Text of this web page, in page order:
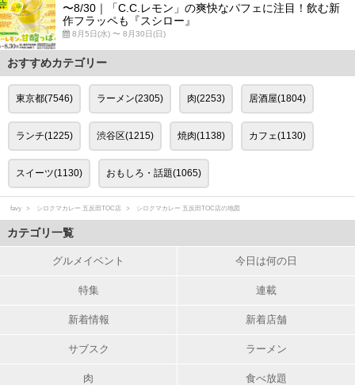
〜8/30｜「C.C.レモン」の爽快なパフェに注目！飲む新
作フラッペも『スシロー』
8月5日(水) 〜 8月30日(日)
おすすめカテゴリー
東京都(7546) ラーメン(2305) 肉(2253) 居酒屋(1804)
ランチ(1225) 渋谷区(1215) 焼肉(1138) カフェ(1130)
スイーツ(1130) おもしろ・話題(1065)
favy シロクマカレー 五反田TOC店 シロクマカレー 五反田TOC店の地図
カテゴリ一覧
グルメイベント 今日は何の日
特集 連載
新着情報 新着店舗
サブスク ラーメン
肉 食べ放題